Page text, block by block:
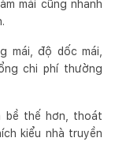
mái cũng nhanh
mái, độ dốc mái,
chi phí thường
bề thế hơn, thoát
kiểu nhà truyền